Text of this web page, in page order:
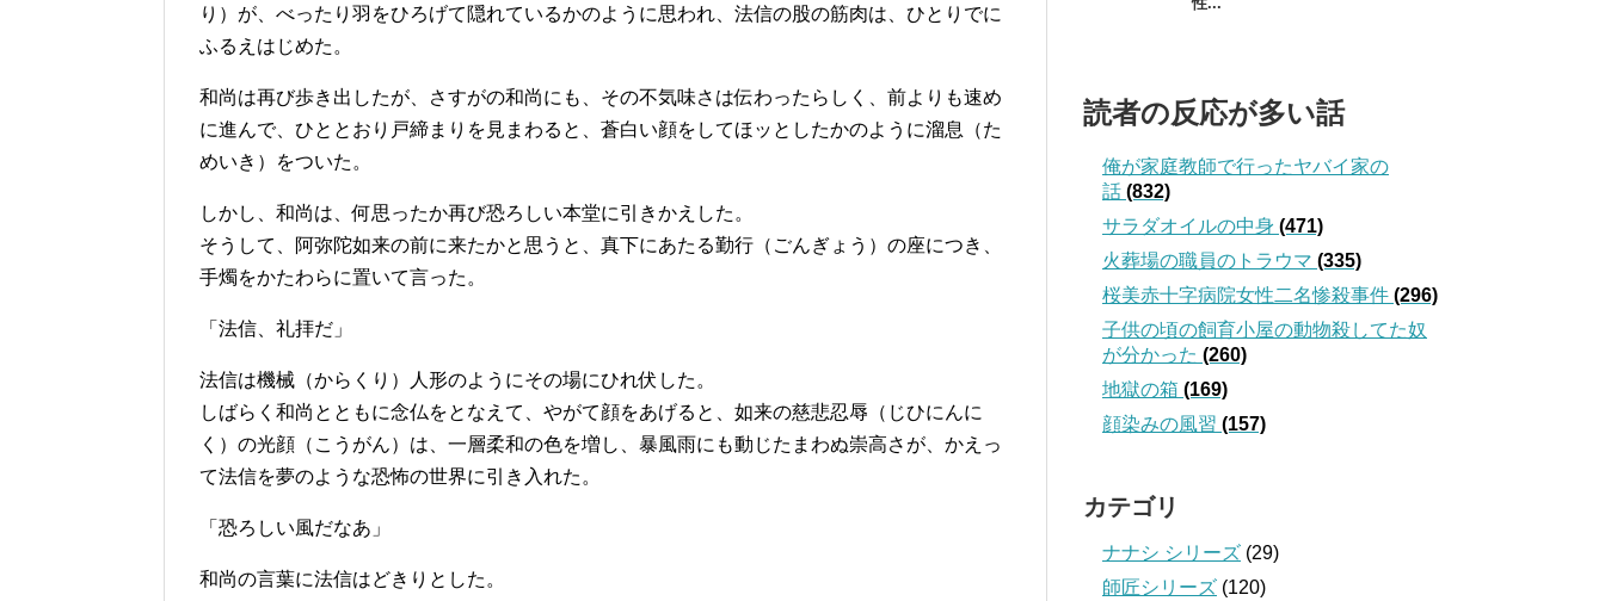
り）が、べったり羽をひろげて隠れているかのように思われ、法信の股の筋肉は、ひとりでに
ふるえはじめた。
和尚は再び歩き出したが、さすがの和尚にも、その不気味さは伝わったらしく、前よりも速め
に進んで、ひととおり戸締まりを見まわると、蒼白い顔をしてほッとしたかのように溜息（た
めいき）をついた。
しかし、和尚は、何思ったか再び恐ろしい本堂に引きかえした。
そうして、阿弥陀如来の前に来たかと思うと、真下にあたる勤行（ごんぎょう）の座につき、
手燭をかたわらに置いて言った。
「法信、礼拝だ」
法信は機械（からくり）人形のようにその場にひれ伏した。
しばらく和尚とともに念仏をとなえて、やがて顔をあげると、如来の慈悲忍辱（じひにんに
く）の光顔（こうがん）は、一層柔和の色を増し、暴風雨にも動じたまわぬ崇高さが、かえっ
て法信を夢のような恐怖の世界に引き入れた。
「恐ろしい風だなあ」
和尚の言葉に法信はどきりとした。
読者の反応が多い話
俺が家庭教師で行ったヤバイ家の
話 (832)
サラダオイルの中身 (471)
火葬場の職員のトラウマ (335)
桜美赤十字病院女性二名惨殺事件 (296)
子供の頃の飼育小屋の動物殺してた奴
が分かった (260)
地獄の箱 (169)
顔染みの風習 (157)
カテゴリ
ナナシ シリーズ (29)
師匠シリーズ (120)